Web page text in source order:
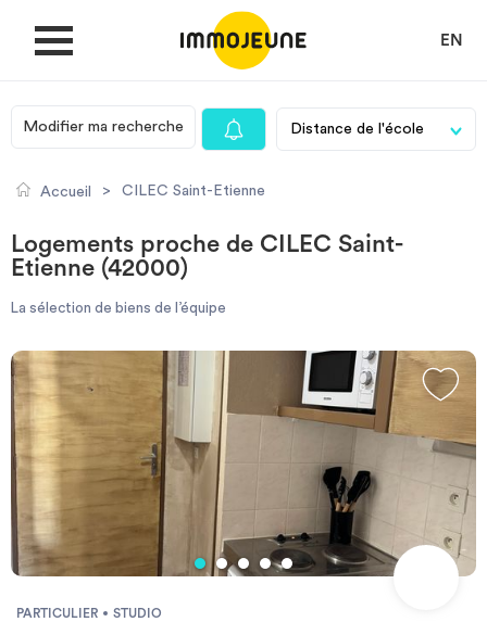
EN
MON COMPTE
Je cherche un logement
Je propose un bien
Villes
Investir
Blog
Modifier ma recherche
Accueil > CILEC Saint-Etienne
Logements proche de CILEC Saint-
Etienne (42000)
La sélection de biens de l’équipe
PARTICULIER STUDIO